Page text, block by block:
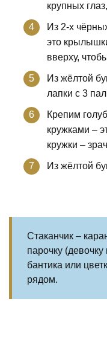
крупных
Из 2-х
это
вверху,
Из жёлтой
лапки с 3
Крепим
кружками –
кружки –
Из жёлтой
Стаканчик –
парочку
бантика или
рядом.